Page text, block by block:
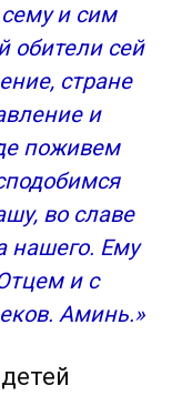
и сим
обители сей
стране
и
поживем
во славе
нашего. Ему
и с
Аминь.»